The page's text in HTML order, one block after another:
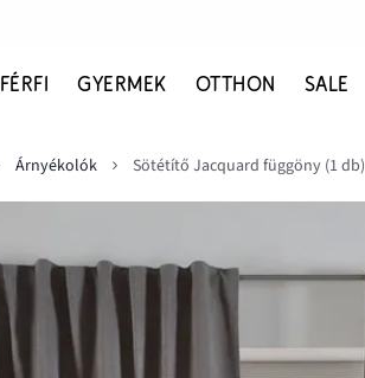
FÉRFI GYERMEK OTTHON SALE
Árnyékolók Sötétítő Jacquard függöny (1 db)